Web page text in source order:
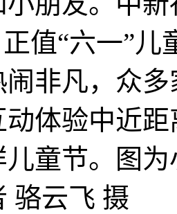
值“六一”
非凡，众
体验中近
儿童节。图
骆云飞 摄